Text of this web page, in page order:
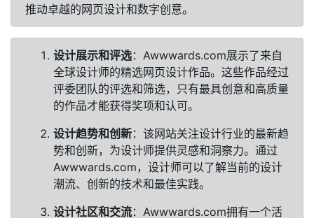
推动卓越的网页设计和数字创意。
设计展示和评选：Awwwards.com展示了来自
全球设计师的精选网页设计作品。这些作品经过
评委团队的评选和筛选，只有最具创意和高质量
的作品才能获得奖项和认可。
设计趋势和创新：该网站关注设计行业的最新趋
势和创新，为设计师提供灵感和洞察力。通过
Awwwards.com，设计师可以了解当前的设计
潮流、创新的技术和最佳实践。
设计社区和交流：Awwwards.com拥有一个活